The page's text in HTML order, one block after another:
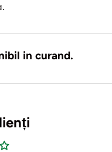
in curand.